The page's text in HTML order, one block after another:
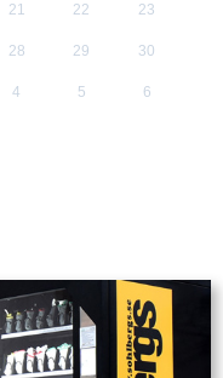
21 22 23
28 29 30
4 5 6